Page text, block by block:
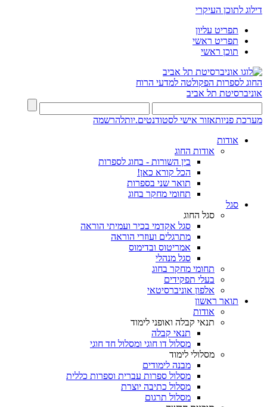
דילוג לתוכן העיקרי
תפריט עליון
תפריט ראשי
תוכן ראשי
החוג לספרות הפקולטה למדעי הרוח
אוניברסיטת תל אביב
מערכת פניותאזור אישי לסטודנטים.יותלהרשמה
אודות
אודות החוג
בין השורות - בחוג לספרות
הכל קורא כאן!
תואר שני בספרות
תחומי מחקר בחוג
סגל
סגל החוג
סגל אקדמי בכיר ועמיתי הוראה
מתרגלים ועוזרי הוראה
אמריטוס ובדימוס
סגל מנהלי
תחומי מחקר בחוג
בעלי תפקידים
אלפון אוניברסיטאי
תואר ראשון
אודות
תנאי קבלה ואופני לימוד
תנאי קבלה
מסלול דו חוגי ומסלול חד חוגי
מסלולי לימוד
מבנה לימודים
מסלול ספרות עברית וספרות כללית
מסלול כתיבה יוצרת
מסלול תרגום